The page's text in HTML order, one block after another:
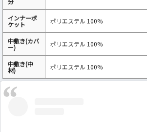
インナーポ
ケット ポリエステル 100%
中敷き(カバ
ー) ポリエステル 100%
中敷き(中
材) ポリエステル 100%